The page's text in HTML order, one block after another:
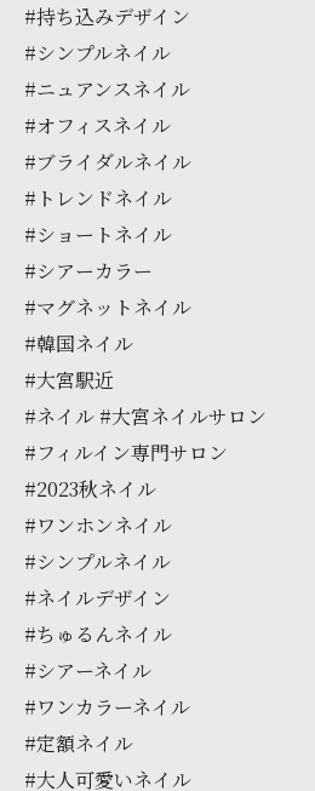
#持ち込みデザイン
#シンプルネイル
#ニュアンスネイル
#オフィスネイル
#ブライダルネイル
#トレンドネイル
#ショートネイル
#シアーカラー
#マグネットネイル
#韓国ネイル
#大宮駅近
#ネイル #大宮ネイルサロン
#フィルイン専門サロン
#2023秋ネイル
#ワンホンネイル
#シンプルネイル
#ネイルデザイン
#ちゅるんネイル
#シアーネイル
#ワンカラーネイル
#定額ネイル
#大人可愛いネイル